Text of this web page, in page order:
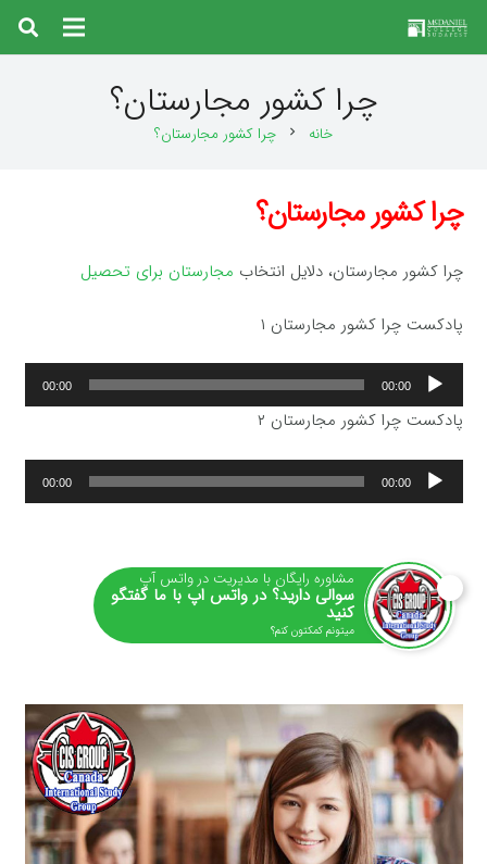
چرا کشور مجارستان؟
خانه chevron_right چرا کشور مجارستان؟
چرا کشور مجارستان؟
چرا کشور مجارستان، دلایل انتخاب مجارستان برای تحصیل
پادکست چرا کشور مجارستان ۱
پخش‌کننده
صوت
00:00
00:00
پادکست چرا کشور مجارستان ۲
پخش‌کننده
صوت
00:00
00:00
مشاوره رایگان با مدیریت در واتس آپ
سوالی دارید؟ در واتس اپ با ما گفتگو
کنید
میتونم کمکتون کنم؟